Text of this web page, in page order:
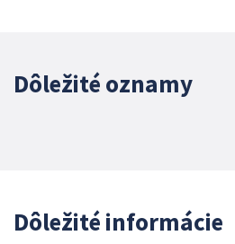
Dôležité oznamy
Dôležité informácie